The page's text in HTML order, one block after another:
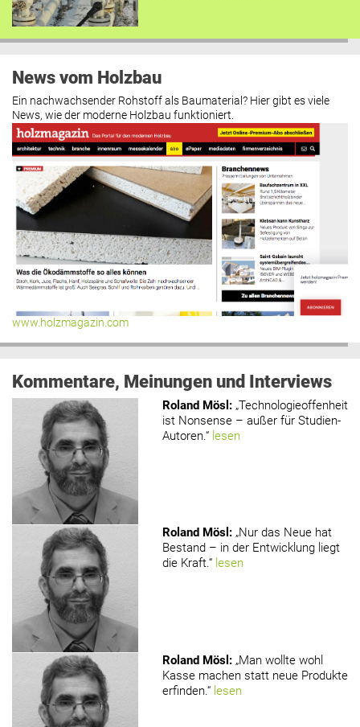
News vom Holzbau
Ein nachwachsender Rohstoff als Baumaterial? Hier gibt es viele
News, wie der moderne Holzbau funktioniert.
www.holzmagazin.com
Kommentare, Meinungen und Interviews
Roland Mösl : „Technologieoffenheit
ist Nonsense – außer für Studien-
Autoren.“ lesen
Roland Mösl : „Nur das Neue hat
Bestand – in der Entwicklung liegt
die Kraft.“ lesen
Roland Mösl : „Man wollte wohl
Kasse machen statt neue Produkte
erfinden.“ lesen